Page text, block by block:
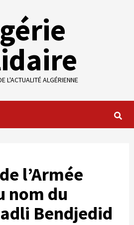
L'ACTUALITÉ ALGÉRIENNE
l’Armée
nom du
Bendjedid